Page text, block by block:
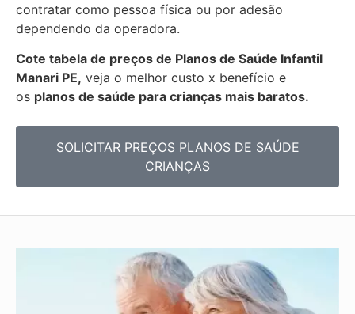
contratar como pessoa física ou por adesão
dependendo da operadora.
Cote tabela de preços de Planos de Saúde Infantil
Manari PE, veja o melhor custo x benefício e
os planos de saúde para crianças mais baratos.
SOLICITAR PREÇOS PLANOS DE SAÚDE
CRIANÇAS